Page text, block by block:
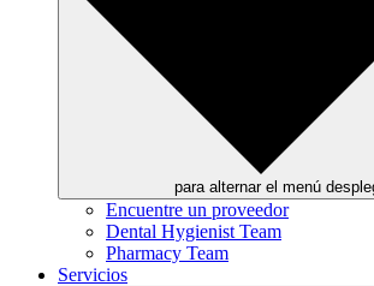
para alternar el menú
Encuentre un proveedor
Dental Hygienist Team
Pharmacy Team
Servicios